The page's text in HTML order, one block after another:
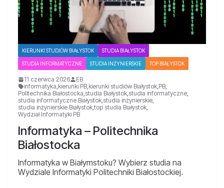
KIERUNKI STUDIÓW BIAŁYSTOK STUDIA BIAŁYSTOK
STUDIA INFORMATYCZNE STUDIA INŻYNIERSKIE TOP BIAŁYSTOK
11 czerwca 2026
EB
informatyka,kierunki PB,kierunki studiów Białystok,PB,
Politechnika Białostocka,studia Białystok,studia informatyczne,
studia informatyczne Białystok,studia inżynierskie,
studia inżynierskie Białystok,top studia Białystok,
Wydział Informatyki PB
Informatyka – Politechnika
Białostocka
Informatyka w Białymstoku? Wybierz studia na
Wydziale Informatyki Politechniki Białostockiej.